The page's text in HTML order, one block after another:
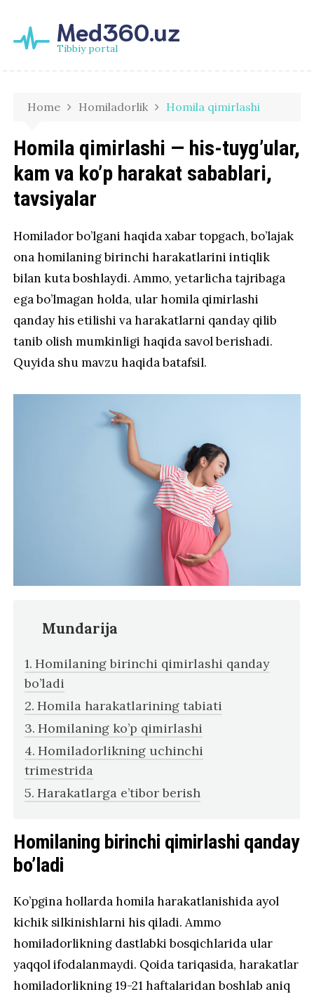
Med360.uz
Tibbiy portal
Home Homiladorlik Homila qimirlashi
Homila qimirlashi — his-tuyg’ular,
kam va ko’p harakat sabablari,
tavsiyalar
Homilador bo’lgani haqida xabar topgach, bo’lajak
ona homilaning birinchi harakatlarini intiqlik
bilan kuta boshlaydi. Ammo, yetarlicha tajribaga
ega bo’lmagan holda, ular homila qimirlashi
qanday his etilishi va harakatlarni qanday qilib
tanib olish mumkinligi haqida savol berishadi.
Quyida shu mavzu haqida batafsil.
Mundarija
Homilaning birinchi qimirlashi qanday
bo’ladi
Homila harakatlarining tabiati
Homilaning ko’p qimirlashi
Homiladorlikning uchinchi
trimestrida
Harakatlarga e’tibor berish
Homilaning birinchi qimirlashi qanday
bo’ladi
Ko’pgina hollarda homila harakatlanishida ayol
kichik silkinishlarni his qiladi. Ammo
homiladorlikning dastlabki bosqichlarida ular
yaqqol ifodalanmaydi. Qoida tariqasida, harakatlar
homiladorlikning 19-21 haftalaridan boshlab aniq